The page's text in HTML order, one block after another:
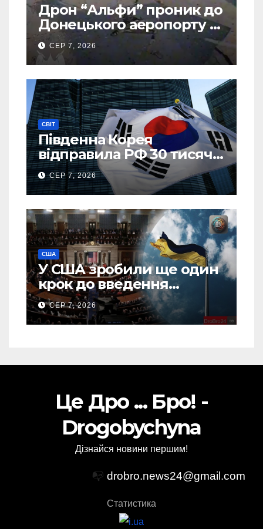
Дрон “Альфи” проник до
Донецького аеропорту та
спалив “Шахед” ще до
запуску
СЕР 7, 2026
СВІТ
Південна Корея
відправила РФ 30 тисяч
тонн авіапалива
СЕР 7, 2026
США
У США зробили ще один
крок до введення
“пекельних санкцій”
проти Росії
СЕР 7, 2026
Це Дро ... Бро! -
Drogobychyna
Дізнайся новини першим!
📭 drobro.news24@gmail.com
Статистика